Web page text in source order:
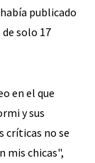
publicado
solo 17
en el que
y sus
críticas no se
mis chicas",